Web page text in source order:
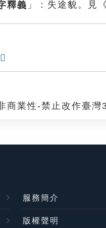
」：失途貌。見
商業性-禁止改作臺灣
服務簡介
版權聲明